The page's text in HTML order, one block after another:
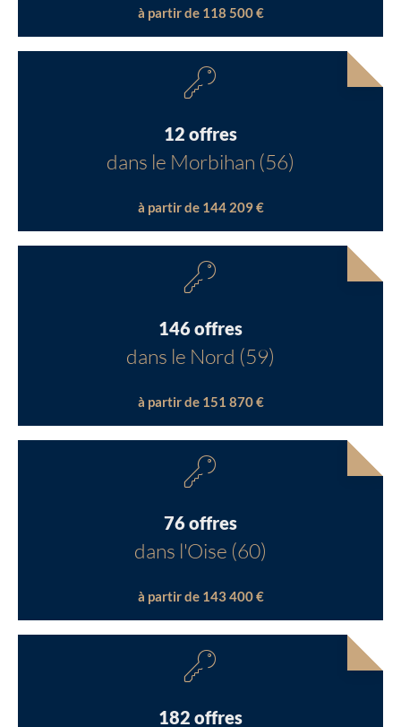
à partir de 118 500 €
12 offres
dans le Morbihan (56)
à partir de 144 209 €
146 offres
dans le Nord (59)
à partir de 151 870 €
76 offres
dans l'Oise (60)
à partir de 143 400 €
182 offres